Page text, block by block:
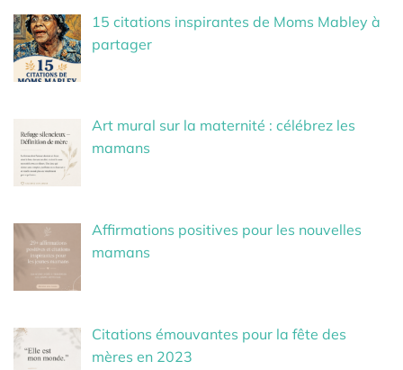
15 citations inspirantes de Moms Mabley à
partager
Art mural sur la maternité : célébrez les
mamans
Affirmations positives pour les nouvelles
mamans
Citations émouvantes pour la fête des
mères en 2023